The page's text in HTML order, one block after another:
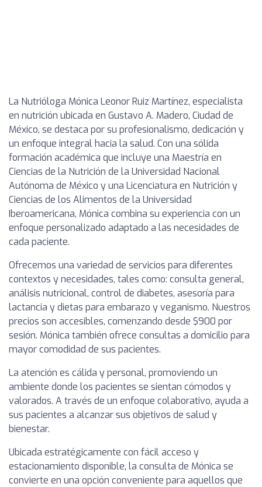
La Nutrióloga Mónica Leonor Ruiz Martínez, especialista
en nutrición ubicada en Gustavo A. Madero, Ciudad de
México, se destaca por su profesionalismo, dedicación y
un enfoque integral hacia la salud. Con una sólida
formación académica que incluye una Maestría en
Ciencias de la Nutrición de la Universidad Nacional
Autónoma de México y una Licenciatura en Nutrición y
Ciencias de los Alimentos de la Universidad
Iberoamericana, Mónica combina su experiencia con un
enfoque personalizado adaptado a las necesidades de
cada paciente.
Ofrecemos una variedad de servicios para diferentes
contextos y necesidades, tales como: consulta general,
análisis nutricional, control de diabetes, asesoría para
lactancia y dietas para embarazo y veganismo. Nuestros
precios son accesibles, comenzando desde $900 por
sesión. Mónica también ofrece consultas a domicilio para
mayor comodidad de sus pacientes.
La atención es cálida y personal, promoviendo un
ambiente donde los pacientes se sientan cómodos y
valorados. A través de un enfoque colaborativo, ayuda a
sus pacientes a alcanzar sus objetivos de salud y
bienestar.
Ubicada estratégicamente con fácil acceso y
estacionamiento disponible, la consulta de Mónica se
convierte en una opción conveniente para aquellos que